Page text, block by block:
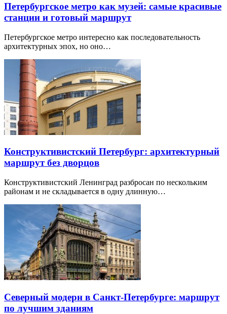
Петербургское метро как музей: самые красивые
станции и готовый маршрут
Петербургское метро интересно как последовательность
архитектурных эпох, но оно…
Конструктивистский Петербург: архитектурный
маршрут без дворцов
Конструктивистский Ленинград разбросан по нескольким
районам и не складывается в одну длинную…
Северный модерн в Санкт-Петербурге: маршрут
по лучшим зданиям